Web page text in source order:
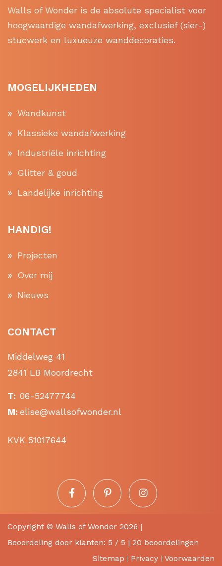
Walls of Wonder is de absolute specialist voor
hoogwaardige wandafwerking, exclusief (sier-)
stucwerk en luxueuze wanddecoraties.
MOGELIJKHEDEN
Wandkunst
Klassieke wandafwerking
Industriële inrichting
Glitter & goud
Landelijke inrichting
HANDIG!
Projecten
Over mij
Nieuws
CONTACT
Middelweg 41
2841 LB Moordrecht
T: 06-52477744
M: elise@wallsofwonder.nl
KVK 51017644
Copyright © Walls of Wonder 2026 |
Beoordeling door klanten: 5 / 5 | 20 beoordelingen
Sitemap
Privacy Voorwaarden